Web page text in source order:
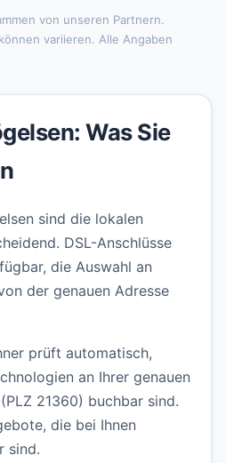
von unseren Partnern.
variieren. Alle Angaben
Was Sie
sind die lokalen
DSL-Anschlüsse
die Auswahl an
der genauen Adresse
prüft automatisch,
an Ihrer genauen
21360) buchbar sind.
die bei Ihnen
sind.